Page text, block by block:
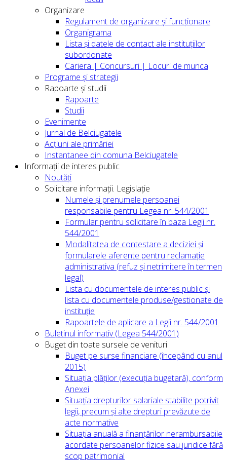
Organizare
Regulament de organizare și funcționare
Organigrama
Lista și datele de contact ale instituțiilor
subordonate
Cariera | Concursuri | Locuri de munca
Programe și strategii
Rapoarte și studii
Rapoarte
Studii
Evenimente
Jurnal de Belciugatele
Acțiuni ale primăriei
Instantanee din comuna Belciugatele
Informații de interes public
Noutăți
Solicitare informații. Legislație
Numele și prenumele persoanei
responsabile pentru Legea nr. 544/2001
Formular pentru solicitare în baza Legii nr.
544/2001
Modalitatea de contestare a deciziei și
formularele aferente pentru reclamație
administrativa (refuz și netrimitere în termen
legal)
Lista cu documentele de interes public și
lista cu documentele produse/gestionate de
instituție
Rapoartele de aplicare a Legii nr. 544/2001
Buletinul informativ (Legea 544/2001)
Buget din toate sursele de venituri
Buget pe surse financiare (începând cu anul
2015)
Situația plăților (execuția bugetară), conform
Anexei
Situația drepturilor salariale stabilite potrivit
legii, precum și alte drepturi prevăzute de
acte normative
Situația anuală a finanțărilor nerambursabile
acordate persoanelor fizice sau juridice fără
scop patrimonial